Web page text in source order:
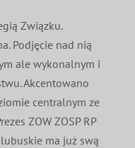
Związku.
Podjęcie nad nią
ale wykonalnym i
Akcentowano
centralnym ze
ZOW ZOSP RP
ma już swą